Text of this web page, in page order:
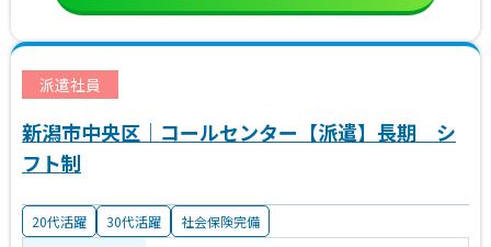
派遣社員
新潟市中央区｜コールセンター【派遣】長期 シ
フト制
20代活躍 30代活躍 社会保険完備